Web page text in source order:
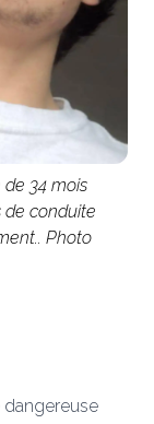
34 mois
de conduite
Photo